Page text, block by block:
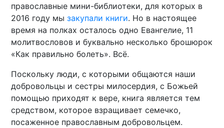
православные мини-библиотеки, для которых в
2016 году мызакупали книги. Но в настоящее
время на полках осталось одно Евангелие, 11
молитвословов и буквально несколько брошюрок
«Как правильно болеть». Всё.
Поскольку люди, с которыми общаются наши
добровольцы и сестры милосердия, с Божьей
помощью приходят к вере, книга является тем
средством, которое взращивает семечко,
посаженное православным добровольцем.